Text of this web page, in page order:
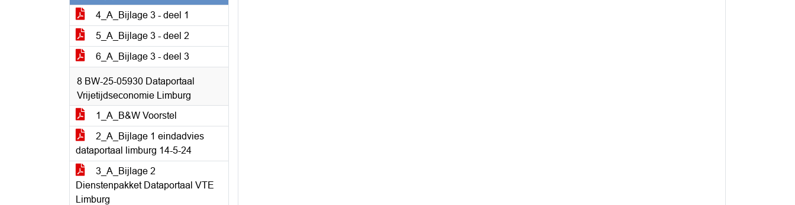
4_A_Bijlage 3 - deel 1
5_A_Bijlage 3 - deel 2
6_A_Bijlage 3 - deel 3
8 BW-25-05930 Dataportaal
Vrijetijdseconomie Limburg
1_A_B&W Voorstel
2_A_Bijlage 1 eindadvies
dataportaal limburg 14-5-24
3_A_Bijlage 2
Dienstenpakket Dataportaal VTE
Limburg